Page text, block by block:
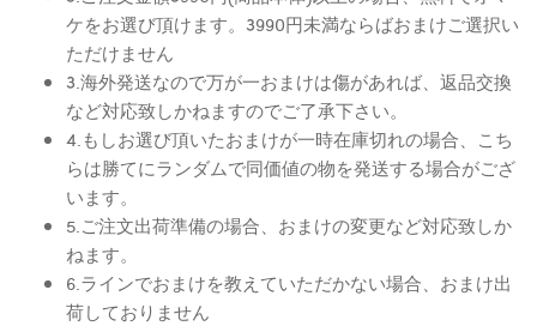
ケをお選び頂けます。3990円未満ならばおまけご選択い
ただけません
3.海外発送なので万が一おまけは傷があれば、返品交換
など対応致しかねますのでご了承下さい。
4.もしお選び頂いたおまけが一時在庫切れの場合、こち
らは勝てにランダムで同価値の物を発送する場合がござ
います。
5.ご注文出荷準備の場合、おまけの変更など対応致しか
ねます。
6.ラインでおまけを教えていただかない場合、おまけ出
荷しておりません